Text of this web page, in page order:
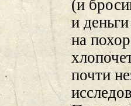
(и
и
на
почти